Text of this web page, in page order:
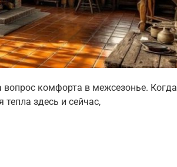
комфорта в межсезонье. Когда
тепла здесь и сейчас,